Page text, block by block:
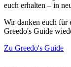
euch erhalten – in
Wir danken euch für
Greedo's Guide
Zu Greedo's Guide